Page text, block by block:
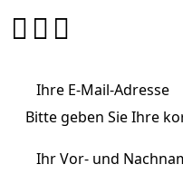
Ihre E-Mail-Adresse
Bitte geben Sie Ihre
Ihr Vor- und